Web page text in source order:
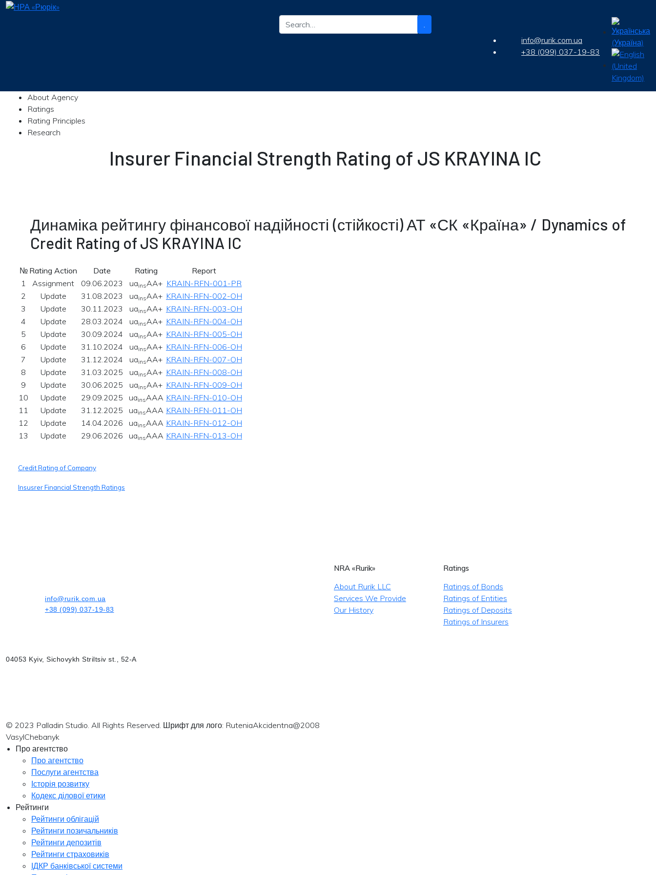
.
info@rurik.com.ua
+38 (099) 037-19-83
About Agency
Ratings
Rating Principles
Research
Insurer Financial Strength Rating of JS KRAYINA IC
Динаміка рейтингу фінансової надійності (стійкості) АТ «СК «Країна» / Dynamics of
Credit Rating of JS KRAYINA IC
№ Rating Action Date Rating
Report
1
Assignment 09.06.2023 uainsAA+ KRAIN-RFN-001-PR
2
Update 31.08.2023 uainsAA+ KRAIN-RFN-002-OH
3
Update 30.11.2023 uainsAA+ KRAIN-RFN-003-OH
4
Update 28.03.2024 uainsAA+ KRAIN-RFN-004-OH
5
Update 30.09.2024 uainsAA+ KRAIN-RFN-005-OH
6
Update 31.10.2024 uainsAA+ KRAIN-RFN-006-OH
7
Update 31.12.2024 uainsAA+ KRAIN-RFN-007-OH
8
Update 31.03.2025 uainsAA+ KRAIN-RFN-008-OH
9
Update 30.06.2025 uainsAA+ KRAIN-RFN-009-OH
10
Update 29.09.2025 uainsAAA KRAIN-RFN-010-OH
11
Update 31.12.2025 uainsAAA KRAIN-RFN-011-OH
12
Update 14.04.2026 uainsAAA KRAIN-RFN-012-OH
13
Update 29.06.2026 uainsAAA KRAIN-RFN-013-OH
Credit Rating of Company
Insusrer Financial Strength Ratings
info@rurik.com.ua
+38 (099) 037-19-83
04053 Kyiv, Sichovykh Striltsiv st., 52-A
NRA «Rurik»
About Rurik LLC
Services We Provide
Our History
Ratings
Ratings of Bonds
Ratings of Entities
Ratings of Deposits
Ratings of Insurers
© 2023 Palladin Studio. All Rights Reserved. Шрифт для лого: RuteniaAkcidentna@2008
VasylChebanyk
Про агентство
Про агентство
Послуги агентства
Історія розвитку
Кодекс ділової етики
Рейтинги
Рейтинги облігацій
Рейтинги позичальників
Рейтинги депозитів
Рейтинги страховиків
ІДКР банківської системи